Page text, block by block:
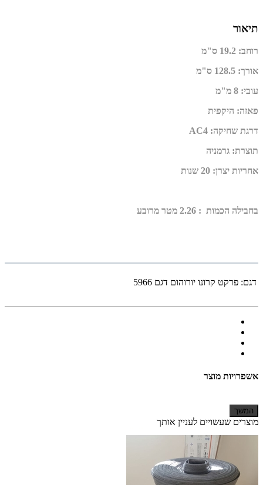
תיאור
רוחב: 19.2 ס"מ
אורך: 128.5 ס"מ
עובי: 8 מ"מ
פאזה: היקפית
דרגת שחיקה:
AC4
תוצרת: גרמניה
אחריות יצרן: 20 שנות
בחבילה הכמות : 2.26 מטר מרובע
דגם: פרקט קרונו יורוהום דגם 5966
אשפרויות מוצר
המשך
מוצרים שעשויים לעניין אותך